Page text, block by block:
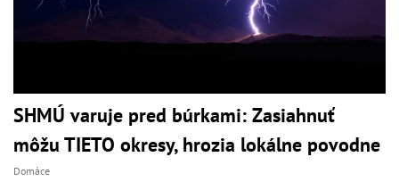
SHMÚ varuje pred búrkami: Zasiahnuť
môžu TIETO okresy, hrozia lokálne povodne
Domáce